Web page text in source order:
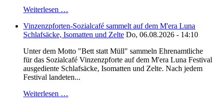
Weiterlesen …
Vinzenzpforten-Sozialcafé sammelt auf dem M'era Luna
Schlafsäcke, Isomatten und Zelte Do, 06.08.2026 - 14:10
Unter dem Motto "Bett statt Müll" sammeln Ehrenamtliche
für das Sozialcafé Vinzenzpforte auf dem M'era Luna Festival
ausgediente Schlafsäcke, Isomatten und Zelte. Nach jedem
Festival landeten...
Weiterlesen …